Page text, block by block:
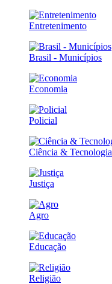
Entretenimento
Brasil - Municípios
Economia
Policial
Ciência & Tecnologia
Justiça
Agro
Educação
Religião